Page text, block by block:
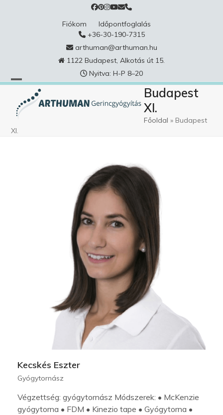
Fiókom
Időpontfoglalás
+36-30-190-7315
arthuman@arthuman.hu
1122 Budapest, Alkotás út 15.
Nyitva: H-P 8–20
Budapest
XI.
Főoldal » Budapest
XI.
Kecskés Eszter
Gyógytornász
Végzettség: gyógytornász Módszerek: • McKenzie
gyógytorna • FDM • Kinezio tape • Gyógytorna •